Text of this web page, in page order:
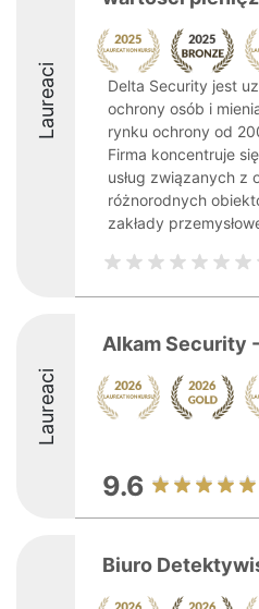
Laureaci
Delta Security jest
ochrony osób i
rynku ochrony od
Firma koncentruje
usług związanych z
różnorodnych
zakłady
Laureaci
Alkam Security
9.6
Biuro